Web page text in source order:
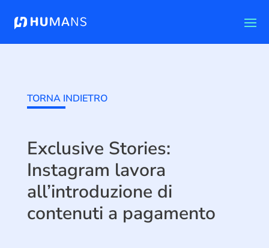
TORNA INDIETRO
Exclusive Stories:
Instagram lavora
all’introduzione di
contenuti a pagamento